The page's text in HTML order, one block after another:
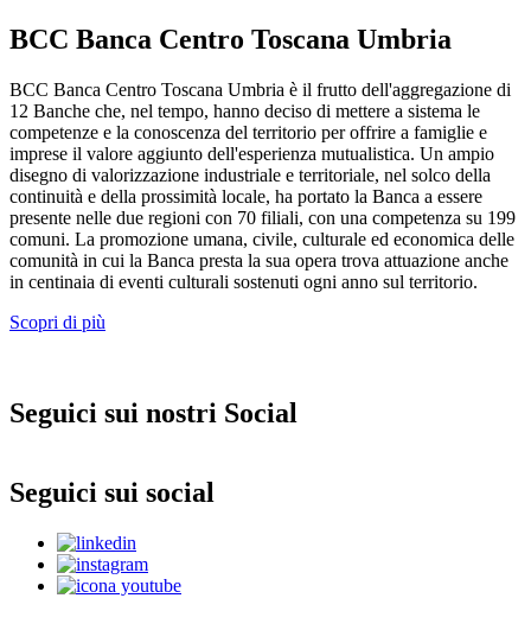
BCC Banca Centro Toscana Umbria
BCC Banca Centro Toscana Umbria è il frutto dell'aggregazione di
12 Banche che, nel tempo, hanno deciso di mettere a sistema le
competenze e la conoscenza del territorio per offrire a famiglie e
imprese il valore aggiunto dell'esperienza mutualistica. Un ampio
disegno di valorizzazione industriale e territoriale, nel solco della
continuità e della prossimità locale, ha portato la Banca a essere
presente nelle due regioni con 70 filiali, con una competenza su 199
comuni. La promozione umana, civile, culturale ed economica delle
comunità in cui la Banca presta la sua opera trova attuazione anche
in centinaia di eventi culturali sostenuti ogni anno sul territorio.
Scopri di più
Seguici sui nostri Social
Seguici sui social